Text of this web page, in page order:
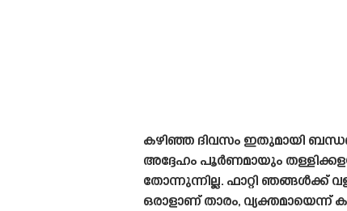
കഴിഞ്ഞ ദിവസം ഇതുമായി
അദ്ദേഹം പൂർണമായും
തോന്നുന്നില്ല. ഫാറ്റി ഞങ്ങൾക്ക്
ഒരാളാണ് താരം,